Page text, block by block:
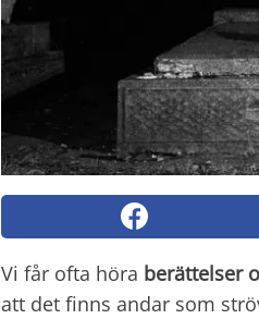
Vi får ofta höra berättelser
att det finns andar som